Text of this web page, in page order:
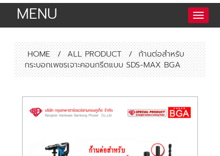
Toggle
MENU
HOME / ALL PRODUCT / ก้านต่อสำหรับ
กระบอกเพชรเจาะคอนกรีตแบบ SDS-MAX BGA